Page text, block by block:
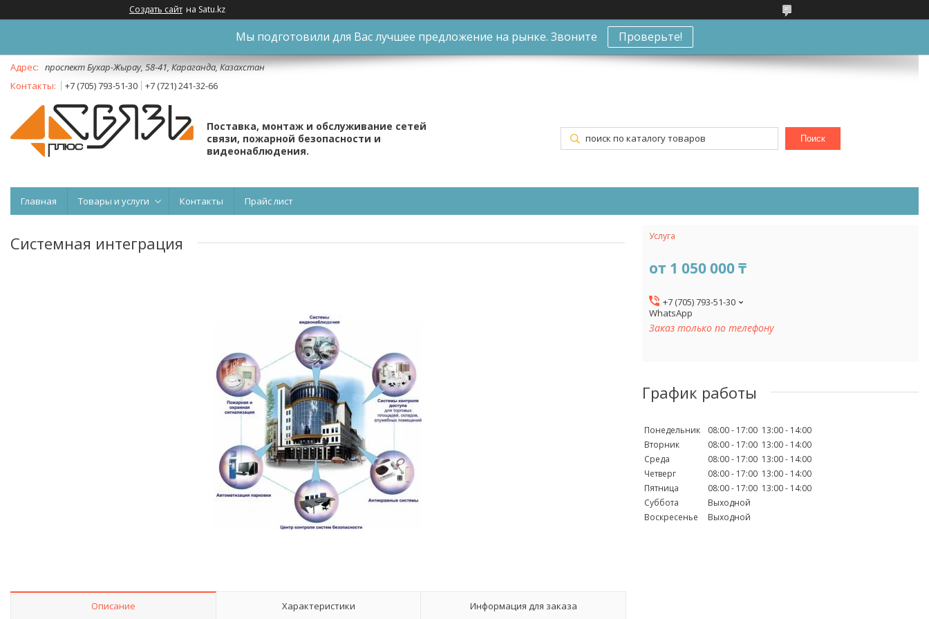
Создать сайт на Satu.kz
Мы подготовили для Вас лучшее предложение на рынке. Звоните Проверьте!
проспект Бухар-Жырау, 58-41, Караганда, Казахстан
+7 (705) 793-51-30
+7 (721) 241-32-66
Поставка, монтаж и обслуживание сетей
связи, пожарной безопасности и
видеонаблюдения.
Поиск
Главная Товары и услуги Контакты Прайс лист
Системная интеграция
Описание Характеристики Информация для заказа
Услуга
от 1 050 000 ₸
+7 (705) 793-51-30
WhatsApp
Заказ только по телефону
График работы
Понедельник 08:00 17:00 13:00
14:00
Вторник
08:00 17:00 13:00
14:00
Среда
08:00 17:00 13:00
14:00
Четверг
08:00 17:00 13:00
14:00
Пятница
08:00 17:00 13:00
14:00
Суббота
Выходной
Воскресенье
Выходной